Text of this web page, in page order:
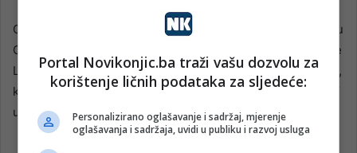
Cvijeće je također položeno na spomen-obilježju u naselju
Ciglane na mjestu pogibije bivšeg zamjenika ministra Joze
Leutara, na Spomeniku ubijenoj djeci opkoljenog Sarajeva,
kao i ispred Spomen-ploče Centra za obuku „Mahir Begić“
u Suhodolu.
Portal Novikonjic.ba traži vašu dozvolu za
korištenje ličnih podataka za sljedeće:
Personalizirano oglašavanje i sadržaj, mjerenje
oglašavanja i sadržaja, uvidi u publiku i razvoj usluga